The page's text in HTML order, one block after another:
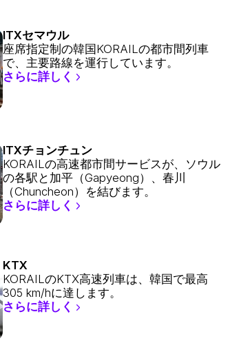
ITXセマウル
座席指定制の韓国KORAILの都市間列車
で、主要路線を運行しています。
さらに詳しく
ITXチョンチュン
KORAILの高速都市間サービスが、ソウル
の各駅と加平（Gapyeong）、春川
（Chuncheon）を結びます。
さらに詳しく
KTX
KORAILのKTX高速列車は、韓国で最高
305 km/hに達します。
さらに詳しく